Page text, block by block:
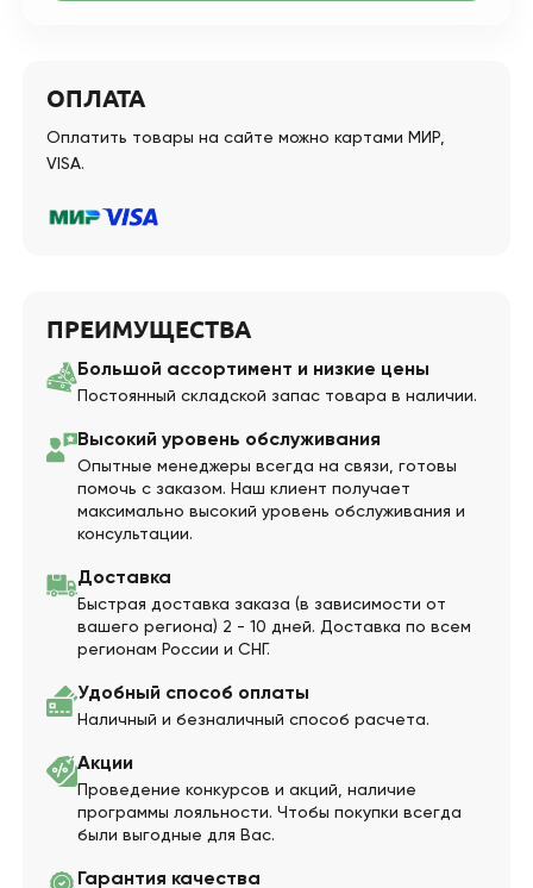
ОПЛАТА
Оплатить товары на сайте можно картами МИР,
VISA.
ПРЕИМУЩЕСТВА
Большой ассортимент и низкие цены
Постоянный складской запас товара в наличии.
Высокий уровень обслуживания
Опытные менеджеры всегда на связи, готовы
помочь с заказом. Наш клиент получает
максимально высокий уровень обслуживания и
консультации.
Доставка
Быстрая доставка заказа (в зависимости от
вашего региона) 2 - 10 дней. Доставка по всем
регионам России и СНГ.
Удобный способ оплаты
Наличный и безналичный способ расчета.
Акции
Проведение конкурсов и акций, наличие
программы лояльности. Чтобы покупки всегда
были выгодные для Вас.
Гарантия качества